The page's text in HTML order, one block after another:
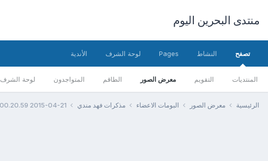
منتدى البحرين اليوم
تصفح
المنتديات التقويم معرض الصور الطاقم المتواجدون لوحة الشرف
النشاط Pages لوحة الشرف الأندية
الرئيسية معرض الصور البومات الاعضاء مذكرات فهد مندي 2015-04-21 00.20.59.jpg